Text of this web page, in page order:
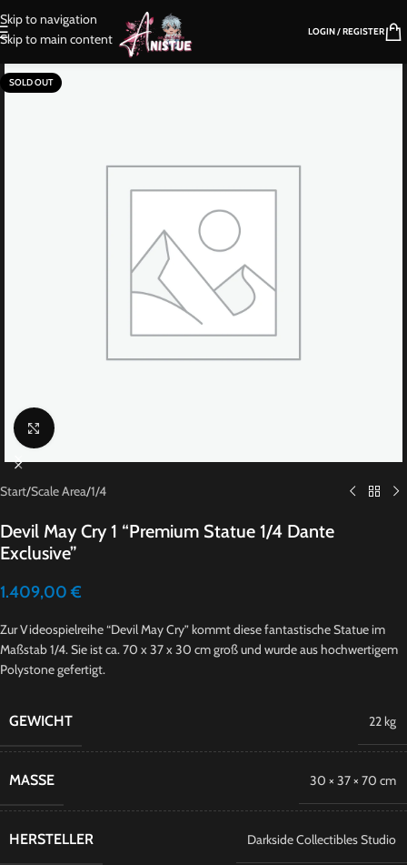
Skip to navigation
Skip to main content
LOGIN / REGISTER
SOLD OUT
Click to enlarge
Start/Scale Area/1/4
Devil May Cry 1 “Premium Statue 1/4 Dante
Exclusive”
1.409,00 €
Zur Videospielreihe “Devil May Cry” kommt diese fantastische Statue im
Maßstab 1/4. Sie ist ca. 70 x 37 x 30 cm groß und wurde aus hochwertigem
Polystone gefertigt.
GEWICHT 22 kg
MASSE 30 × 37 × 70 cm
HERSTELLER Darkside Collectibles Studio